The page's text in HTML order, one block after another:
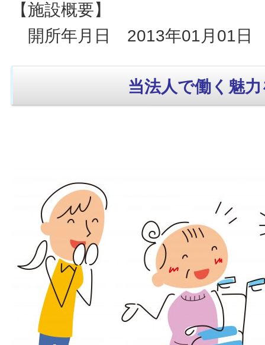
【施設概要】
開所年月日 2013年01月01日
当法人で働く魅